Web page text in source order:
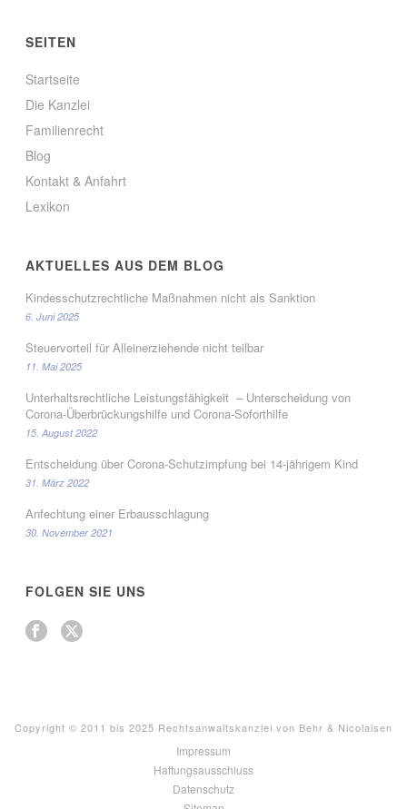
SEITEN
Startseite
Die Kanzlei
Familienrecht
Blog
Kontakt & Anfahrt
Lexikon
AKTUELLES AUS DEM BLOG
Kindesschutzrechtliche Maßnahmen nicht als Sanktion
6. Juni 2025
Steuervorteil für Alleinerziehende nicht teilbar
11. Mai 2025
Unterhaltsrechtliche Leistungsfähigkeit – Unterscheidung von
Corona-Überbrückungshilfe und Corona-Soforthilfe
15. August 2022
Entscheidung über Corona-Schutzimpfung bei 14-jährigem Kind
31. März 2022
Anfechtung einer Erbausschlagung
30. November 2021
FOLGEN SIE UNS
Copyright © 2011 bis 2025 Rechtsanwaltskanzlei von Behr & Nicolaisen
Impressum
Haftungsausschluss
Datenschutz